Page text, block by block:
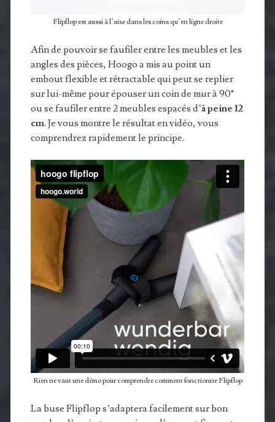
Flipflop est aussi à l’aise dans les coins qu’en ligne droite
Afin de pouvoir se faufiler entre les meubles et les
angles des pièces, Hoogo a mis au point un
embout flexible et rétractable qui peut se replier
sur lui-même pour épouser un coin de mur à 90°
ou se faufiler entre 2 meubles espacés d’à peine 12
cm. Je vous montre le résultat en vidéo, vous
comprendrez rapidement le principe.
Rien ne vaut une démo pour comprendre comment fonctionne Flipflop
La buse Flipflop s’adaptera facilement sur bon